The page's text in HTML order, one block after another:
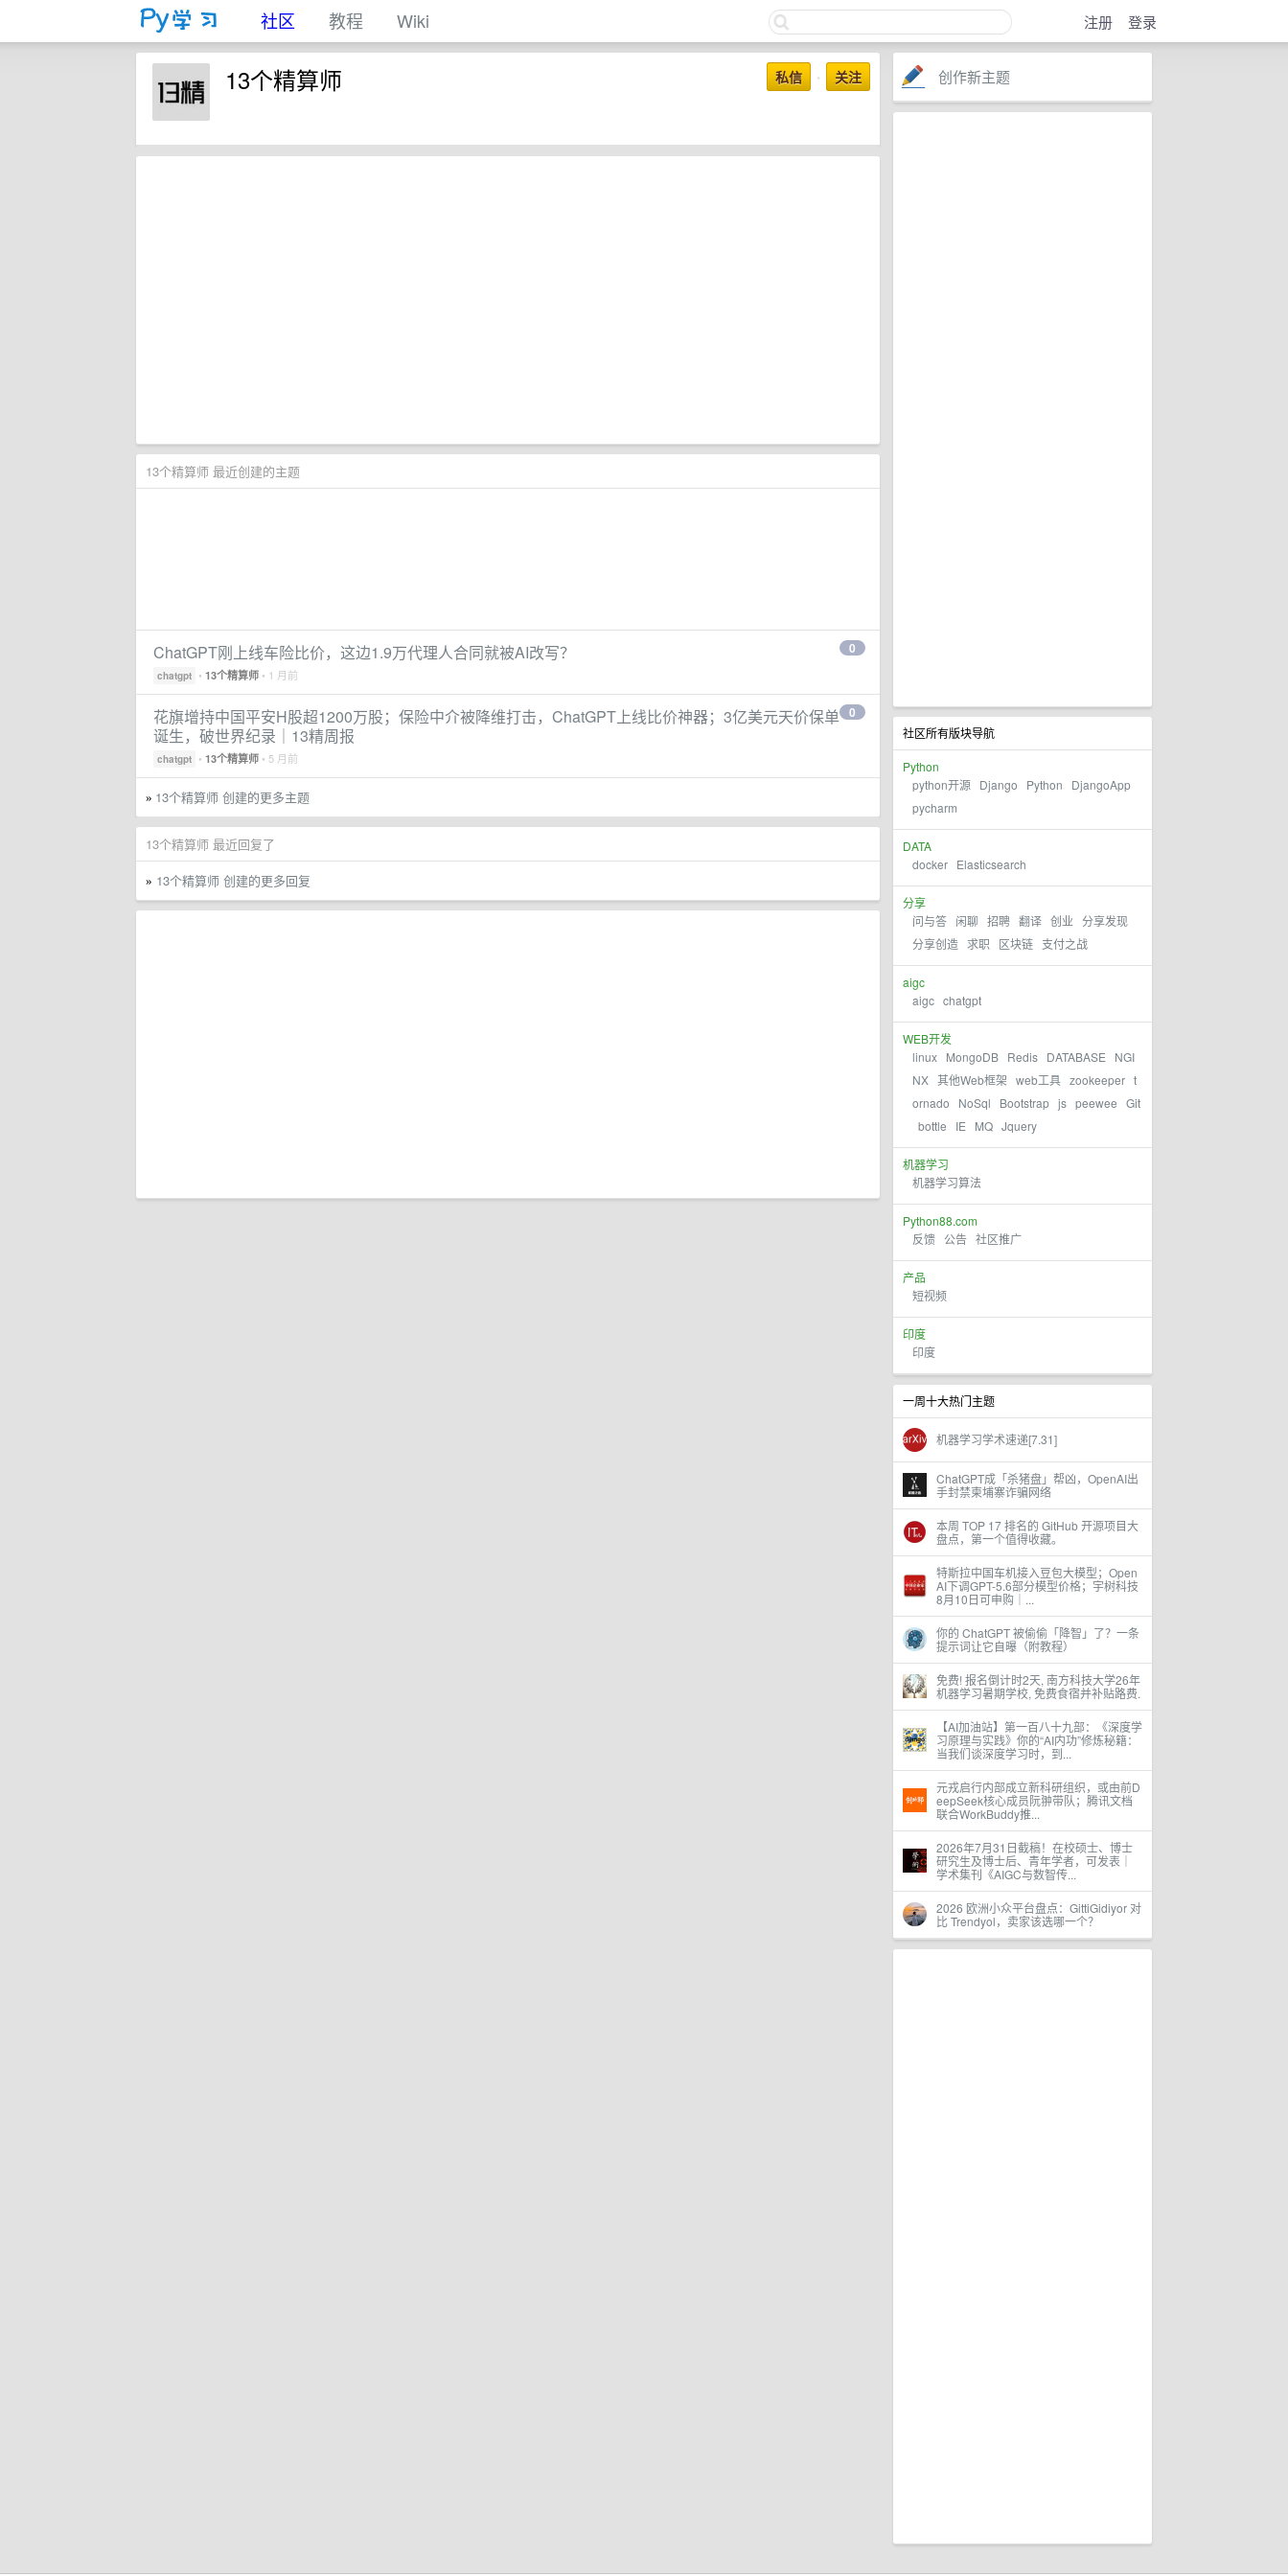
社区 教程 Wiki 注册 登录
创作新主题
社区所有版块导航
Python
python开源 Django Python
DjangoApp
pycharm
DATA
docker Elasticsearch
分享
问与答 闲聊 招聘 翻译 创业 分享发现
分享创造 求职 区块链 支付之战
aigc
aigc chatgpt
WEB开发
linux MongoDB Redis DATABASE
NGI
NX 其他Web框架 web工具 zookeeper t
ornado
NoSql Bootstrap js peewee Git
bottle
IE MQ Jquery
机器学习
机器学习算法
Python88.com
反馈 公告 社区推广
产品
短视频
印度
印度
一周十大热门主题
机器学习学术速递[7.31]
ChatGPT成「杀猪盘」帮凶，OpenAI出
手封禁柬埔寨诈骗网络
本周 TOP 17 排名的 GitHub 开源项目大
盘点，第一个值得收藏。
特斯拉中国车机接入豆包大模型；Open
AI下调GPT-5.6部分模型价格；宇树科技
8月10日可申购｜...
你的 ChatGPT 被偷偷「降智」了？一条
提示词让它自曝（附教程）
免费! 报名倒计时2天, 南方科技大学26年
机器学习暑期学校, 免费食宿并补贴路费.
【AI加油站】第一百八十九部：《深度学
习原理与实践》你的“AI内功”修炼秘籍：
当我们谈深度学习时，到...
元戎启行内部成立新科研组织，或由前D
eepSeek核心成员阮翀带队；腾讯文档
联合WorkBuddy推...
2026年7月31日截稿！在校硕士、博士
研究生及博士后、青年学者，可发表｜
学术集刊《AIGC与数智传...
2026 欧洲小众平台盘点：GittiGidiyor 对
比 Trendyol，卖家该选哪一个？
私信 • 关注
13个精算师
13个精算师 最近创建的主题
0
ChatGPT刚上线车险比价，这边1.9万代理人合同就被AI改写？
chatgpt • 13个精算师 • 1 月前
0
花旗增持中国平安H股超1200万股；保险中介被降维打击，ChatGPT上线比价神器；3亿美元天价保单
诞生，破世界纪录｜13精周报
chatgpt • 13个精算师 • 5 月前
» 13个精算师 创建的更多主题
13个精算师 最近回复了
» 13个精算师 创建的更多回复